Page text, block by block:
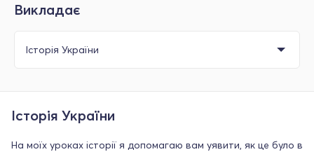
Викладає
Історія України
На моїх уроках історії я допомагаю вам уявити, як це було в